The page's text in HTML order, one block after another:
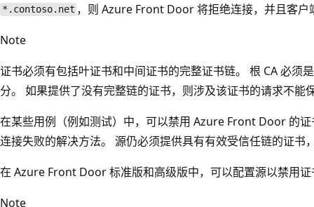
*.contoso.net ，则 Azure Front Door 将拒绝连接，并且客户
Note
证书必须有包括叶证书和中间证书的完整证书链。 根 CA 必须
分。 如果提供了没有完整链的证书，则涉及该证书的请求不能
在某些用例（例如测试）中，可以禁用 Azure Front Door 的
连接失败的解决方法。 源仍必须提供具有有效受信任链的证书
在 Azure Front Door 标准版和高级版中，可以配置源以禁用
Note